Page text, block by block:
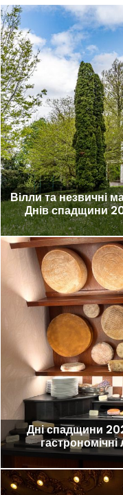
Вілли та незвичні
Днів спадщини
Дні спадщини
гастрономічні